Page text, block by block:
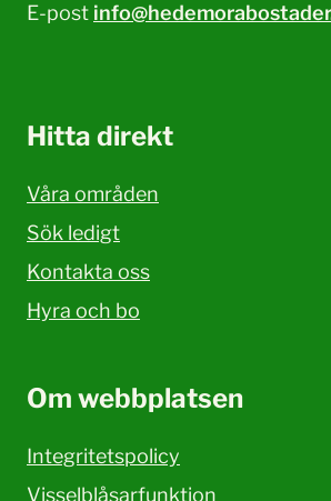
E-post
Hitta direkt
Våra områden
Sök ledigt
Kontakta oss
Hyra och bo
Om webbplatsen
Integritetspolicy
Visselblåsarfunktion